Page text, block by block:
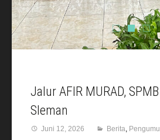
Jalur AFIR MURAD,
Sleman
Juni 12, 2026 Berita,